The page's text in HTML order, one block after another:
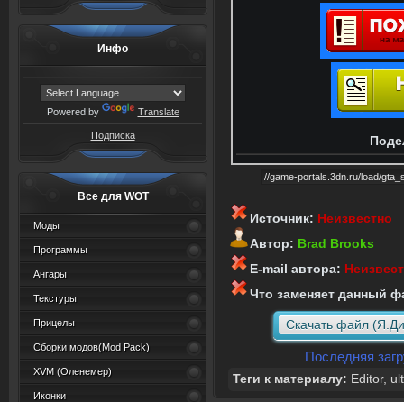
Инфо
Powered by Translate
Подписка
Все для WOT
Моды
Программы
Ангары
Текстуры
Прицелы
Сборки модов(Mod Pack)
XVM (Oленемер)
Иконки
Источник: Неизвестно
Автор: Brad Brooks
E-mail автора:
Что заменяет данный
Скачать файл
Последняя
Теги к материалу: Editor,